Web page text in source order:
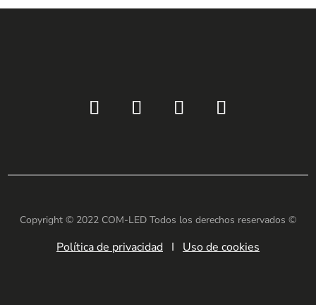
Copyright © 2022 COM-LED Todos los derechos reservados ©
Política de privacidad I Uso de cookies